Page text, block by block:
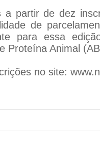
a partir de dez
de
para essa
Proteína Animal
no site: